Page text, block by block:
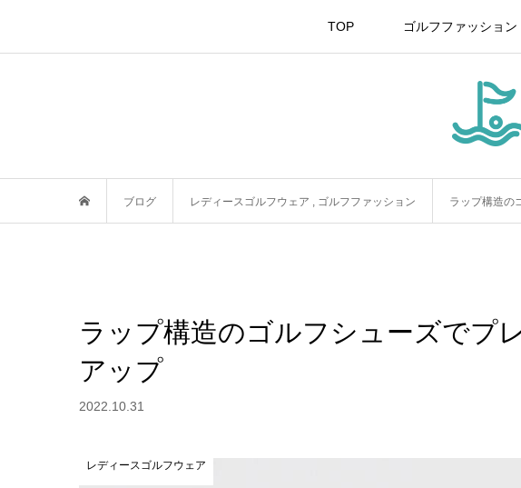
TOP ゴルフファッション
ブログ レディースゴルフウェア ゴルフファッション ラップ構造の
ラップ構造のゴルフシューズでプ
アップ
2022.10.31
レディースゴルフウェア